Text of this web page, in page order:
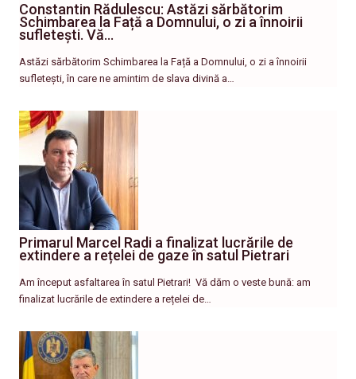
Constantin Rădulescu: Astăzi sărbătorim
Schimbarea la Față a Domnului, o zi a înnoirii
sufletești. Vă…
Astăzi sărbătorim Schimbarea la Față a Domnului, o zi a înnoirii
sufletești, în care ne amintim de slava divină a…
Primarul Marcel Radi a finalizat lucrările de
extindere a rețelei de gaze în satul Pietrari
Am început asfaltarea în satul Pietrari! ​ Vă dăm o veste bună: am
finalizat lucrările de extindere a rețelei de…